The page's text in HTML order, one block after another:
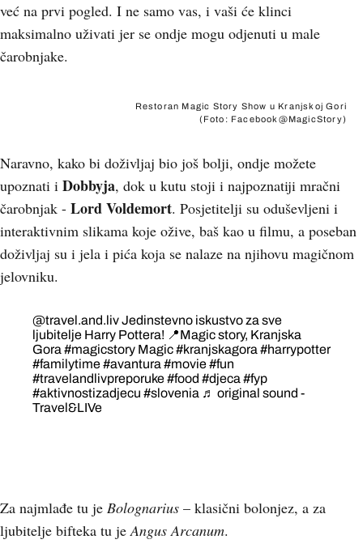
već na prvi pogled. I ne samo vas, i vaši će klinci
maksimalno uživati jer se ondje mogu odjenuti u male
čarobnjake.
Restoran Magic Story Show u Kranjskoj Gori
(Foto: Facebook@MagicStory)
Naravno, kako bi doživljaj bio još bolji, ondje možete
upoznati i Dobbyja, dok u kutu stoji i najpoznatiji mračni
čarobnjak - Lord Voldemort. Posjetitelji su oduševljeni i
interaktivnim slikama koje ožive, baš kao u filmu, a poseban
doživljaj su i jela i pića koja se nalaze na njihovu magičnom
jelovniku.
@travel.and.livJedinstevno iskustvo za sve
ljubitelje Harry Pottera! 📍Magic story, Kranjska
Gora #magicstory Magic#kranjskagora #harrypotter
#familytime#avantura #movie#fun
#travelandlivpreporuke#food #djeca #fyp
#aktivnostizadjecu #slovenia ♬ original sound -
Travel&LIVe
Za najmlađe tu je Bolognarius – klasični bolonjez, a za
ljubitelje bifteka tu jeAngus Arcanum.